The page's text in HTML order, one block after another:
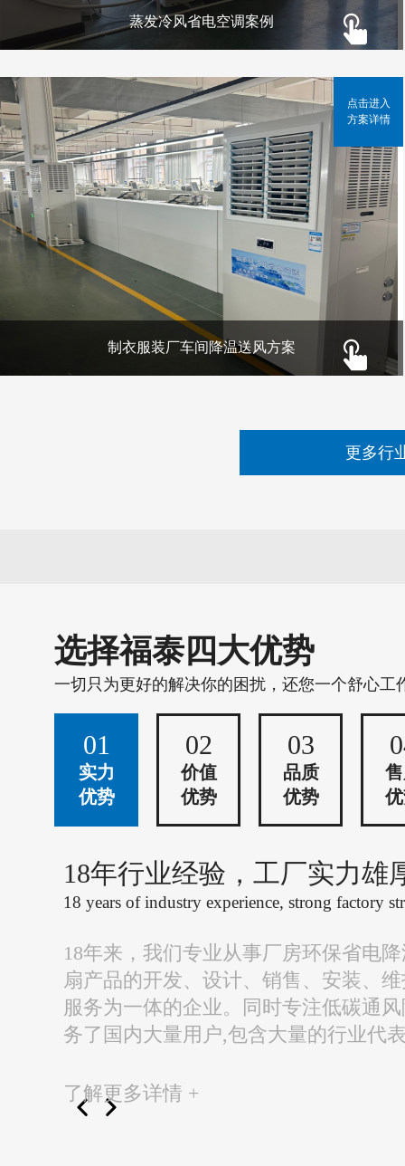
蒸发冷风省电空调案例
制衣服装厂车间降温送风方案
点击进入
方案详情
更多行
选择福泰四大优势
一切只为更好的解决你的困扰，还您一个舒心工
01
实力
优势
02
价值
优势
03
品质
优势
18年行业经验，工厂实力雄
18 years of industry experience, strong factory
18年来，我们专业从事厂房环保省电
扇产品的开发、设计、销售、安装、
服务为一体的企业。同时专注低碳通
务了国内大量用户,包含大量的行业代
了解更多详情 +